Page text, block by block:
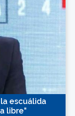
escuálida
libre"